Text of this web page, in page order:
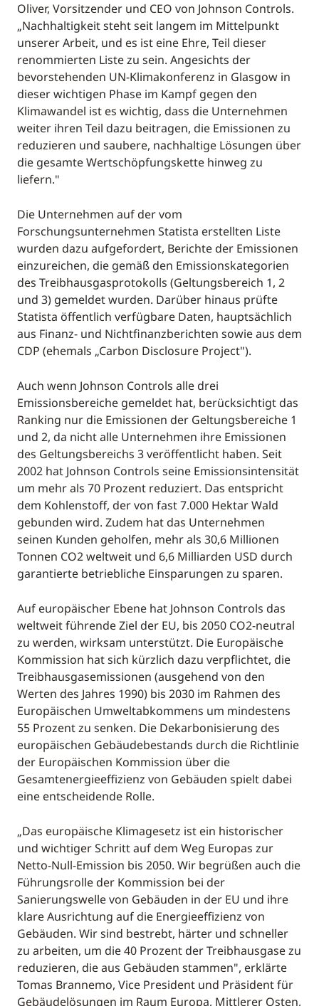
Oliver, Vorsitzender und CEO von Johnson Controls.
„Nachhaltigkeit steht seit langem im Mittelpunkt
unserer Arbeit, und es ist eine Ehre, Teil dieser
renommierten Liste zu sein. Angesichts der
bevorstehenden UN-Klimakonferenz in Glasgow in
dieser wichtigen Phase im Kampf gegen den
Klimawandel ist es wichtig, dass die Unternehmen
weiter ihren Teil dazu beitragen, die Emissionen zu
reduzieren und saubere, nachhaltige Lösungen über
die gesamte Wertschöpfungskette hinweg zu
liefern."
Die Unternehmen auf der vom
Forschungsunternehmen Statista erstellten Liste
wurden dazu aufgefordert, Berichte der Emissionen
einzureichen, die gemäß den Emissionskategorien
des Treibhausgasprotokolls (Geltungsbereich 1, 2
und 3) gemeldet wurden. Darüber hinaus prüfte
Statista öffentlich verfügbare Daten, hauptsächlich
aus Finanz- und Nichtfinanzberichten sowie aus dem
CDP (ehemals „Carbon Disclosure Project").
Auch wenn Johnson Controls alle drei
Emissionsbereiche gemeldet hat, berücksichtigt das
Ranking nur die Emissionen der Geltungsbereiche 1
und 2, da nicht alle Unternehmen ihre Emissionen
des Geltungsbereichs 3 veröffentlicht haben. Seit
2002 hat Johnson Controls seine Emissionsintensität
um mehr als 70 Prozent reduziert. Das entspricht
dem Kohlenstoff, der von fast 7.000 Hektar Wald
gebunden wird. Zudem hat das Unternehmen
seinen Kunden geholfen, mehr als 30,6 Millionen
Tonnen CO2 weltweit und 6,6 Milliarden USD durch
garantierte betriebliche Einsparungen zu sparen.
Auf europäischer Ebene hat Johnson Controls das
weltweit führende Ziel der EU, bis 2050 CO2-neutral
zu werden, wirksam unterstützt. Die Europäische
Kommission hat sich kürzlich dazu verpflichtet, die
Treibhausgasemissionen (ausgehend von den
Werten des Jahres 1990) bis 2030 im Rahmen des
Europäischen Umweltabkommens um mindestens
55 Prozent zu senken. Die Dekarbonisierung des
europäischen Gebäudebestands durch die Richtlinie
der Europäischen Kommission über die
Gesamtenergieeffizienz von Gebäuden spielt dabei
eine entscheidende Rolle.
„Das europäische Klimagesetz ist ein historischer
und wichtiger Schritt auf dem Weg Europas zur
Netto-Null-Emission bis 2050. Wir begrüßen auch die
Führungsrolle der Kommission bei der
Sanierungswelle von Gebäuden in der EU und ihre
klare Ausrichtung auf die Energieeffizienz von
Gebäuden. Wir sind bestrebt, härter und schneller
zu arbeiten, um die 40 Prozent der Treibhausgase zu
reduzieren, die aus Gebäuden stammen", erklärte
Tomas Brannemo, Vice President und Präsident für
Gebäudelösungen im Raum Europa, Mittlerer Osten,